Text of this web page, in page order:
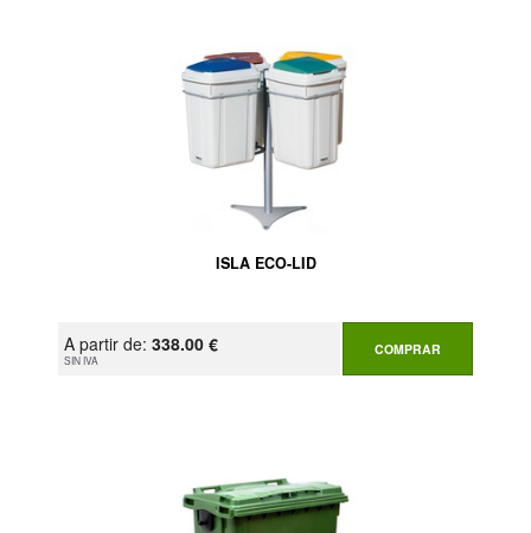
ISLA ECO-LID
A partir de: 338.00 €
SIN IVA
COMPRAR